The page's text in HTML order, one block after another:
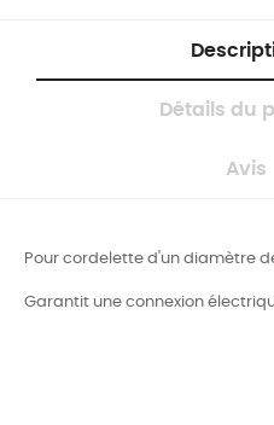
Détails du
Avis
Pour cordelette d'un diamètre
Garantit une connexion